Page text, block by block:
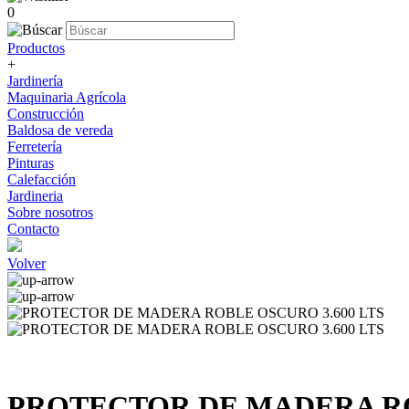
0
Productos
+
Jardinería
Maquinaria Agrícola
Construcción
Baldosa de vereda
Ferretería
Pinturas
Calefacción
Jardineria
Sobre nosotros
Contacto
Volver